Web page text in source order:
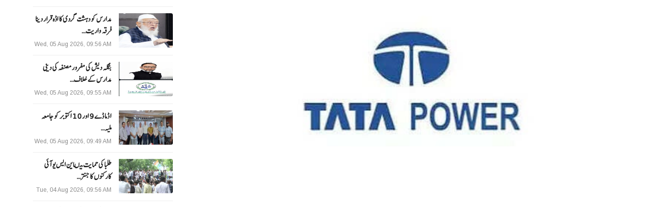
مدارس کو دہشت گردی کا اڈہ قرار دینا
فرقہ واریت…
Wed, 05 Aug 2026, 09:56 AM
بنگلہ دیش کی مفرور مصنفہ کی دینی
مدارس کے خلاف…
Wed, 05 Aug 2026, 09:55 AM
ا ڈما ڈے 9 اور 10 اکتوبر کو جامعہ
ملیہ…
Wed, 05 Aug 2026, 09:49 AM
طلبا کی حمایت میںاین ایس یو آئی
کارکنوں کا جنتر…
Tue, 04 Aug 2026, 09:56 AM